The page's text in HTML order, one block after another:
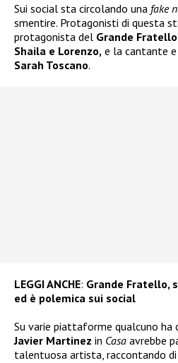
Sui social sta circolando una fake
smentire. Protagonisti di questa
protagonista del Grande Fratello
Shaila e Lorenzo, e la cantante
Sarah Toscano.
LEGGI ANCHE: Grande Fratello,
ed è polemica sui social
Su varie piattaforme qualcuno ha
Javier Martinez in Casa avrebbe
talentuosa artista, raccontando